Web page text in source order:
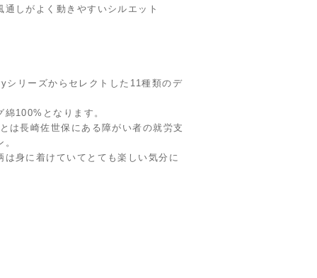
しがよく動きやすいシルエット
リーズからセレクトした11種類のデ
100%となります。
は長崎佐世保にある障がい者の就労支
身に着けていてとても楽しい気分に